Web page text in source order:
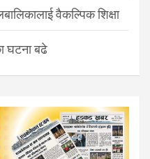
वैकल्पिक शिक्षा
घटना बढे